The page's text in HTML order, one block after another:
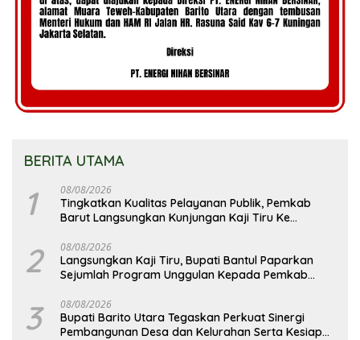
BERITA UTAMA
1 08/08/2026
Tingkatkan Kualitas Pelayanan Publik, Pemkab
Barut Langsungkan Kunjungan Kaji Tiru Ke
2 08/08/2026
Langsungkan Kaji Tiru, Bupati Bantul Paparkan
Sejumlah Program Unggulan Kepada Pemkab
3 08/08/2026
Bupati Barito Utara Tegaskan Perkuat Sinergi
Pembangunan Desa dan Kelurahan Serta Kesiapan